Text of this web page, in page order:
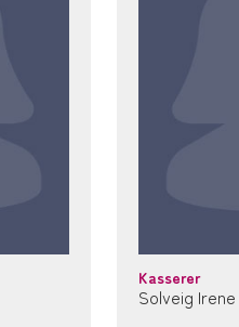
Kasserer
Solveig